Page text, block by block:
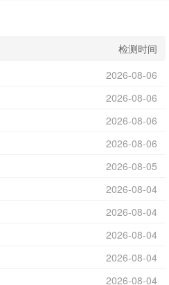
检测时间
2026-08-06
2026-08-06
2026-08-06
2026-08-06
2026-08-05
2026-08-04
2026-08-04
2026-08-04
2026-08-04
2026-08-04